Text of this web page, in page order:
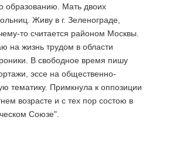
образованию. Мать двоих
Живу в г. Зеленограде,
то считается районом Москвы.
на жизнь трудом в области
В свободное время пишу
эссе на общественно-
тематику. Примкнула к оппозиции
возрасте и с тех пор состою в
Союзе".